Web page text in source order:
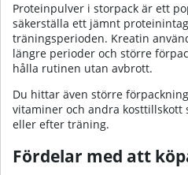
Proteinpulver i storpack är ett
säkerställa ett jämnt
träningsperioden. Kreatin
längre perioder och större
hålla rutinen utan avbrott.
Du hittar även större
vitaminer och andra kosttillskott
eller efter träning.
Fördelar med att